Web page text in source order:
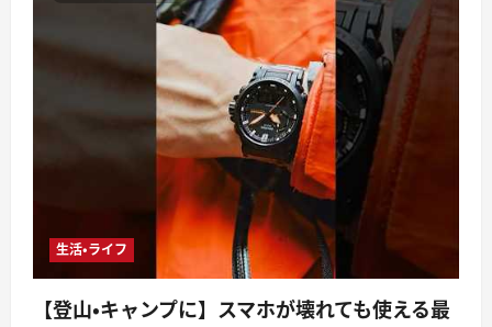
生活・ライフ
【登山・キャンプに】スマホが壊れても使える最